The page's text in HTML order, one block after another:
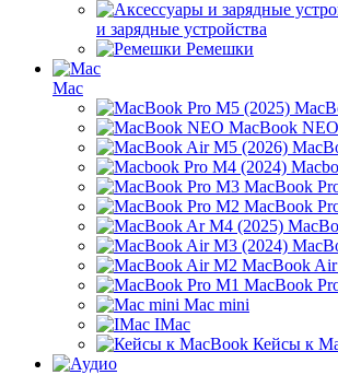
и зарядные устройства
Ремешки
Mac
MacBook NEO
MacBook
MacBook
MacBook
MacBook
Mac mini
IMac
Кейсы к